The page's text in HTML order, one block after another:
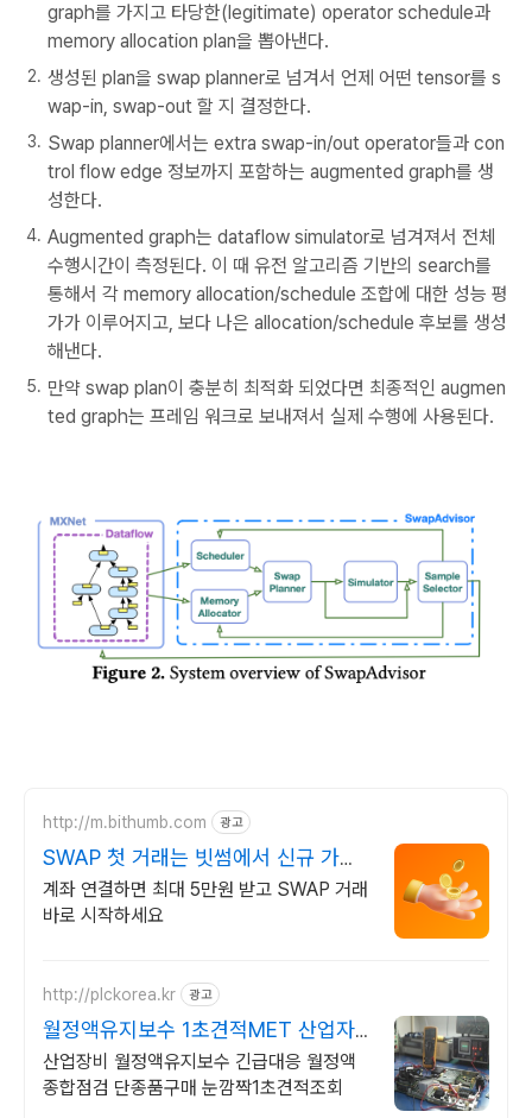
graph를 가지고 타당한(legitimate) operator schedule과
memory allocation plan을 뽑아낸다.
생성된 plan을 swap planner로 넘겨서 언제 어떤 tensor를 s
wap-in, swap-out 할 지 결정한다.
Swap planner에서는 extra swap-in/out operator들과 con
trol flow edge 정보까지 포함하는 augmented graph를 생
성한다.
Augmented graph는 dataflow simulator로 넘겨져서 전체
수행시간이 측정된다. 이 때 유전 알고리즘 기반의 search를
통해서 각 memory allocation/schedule 조합에 대한 성능 평
가가 이루어지고, 보다 나은 allocation/schedule 후보를 생성
해낸다.
만약 swap plan이 충분히 최적화 되었다면 최종적인 augmen
ted graph는 프레임 워크로 보내져서 실제 수행에 사용된다.
http://m.bithumb.com 광고
SWAP 첫 거래는 빗썸에서 신규 가입
시 5만원 혜택
계좌 연결하면 최대 5만원 받고 SWAP 거래
바로 시작하세요
http://plckorea.kr 광고
월정액유지보수 1초견적MET 산업자
동화 장비판매수리보수
산업장비 월정액유지보수 긴급대응 월정액
종합점검 단종품구매 눈깜짝1초견적조회